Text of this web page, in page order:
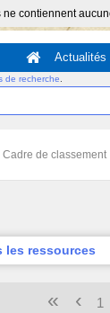
contiennent
Actualités
de recherche
Cadre de classement
les ressources
« ‹ 1